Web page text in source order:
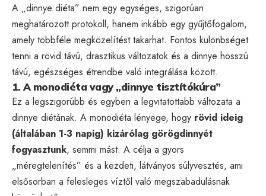
A „dinnye diéta” nem egy egységes, szigorúan
meghatározott protokoll, hanem inkább egy gyűjtőfogalom,
amely többféle megközelítést takarhat. Fontos különbséget
tenni a rövid távú, drasztikus változatok és a dinnye hosszú
távú, egészséges étrendbe való integrálása között.
1. A monodiéta vagy „dinnye tisztítókúra”
Ez a legszigorúbb és egyben a legvitatottabb változata a
dinnye diétának. A monodiéta lényege, hogy rövid ideig
(általában 1-3 napig) kizárólag görögdinnyét
fogyasztunk, semmi mást. A célja a gyors
„méregtelenítés” és a kezdeti, látványos súlyvesztés, ami
elsősorban a felesleges víztől való megszabadulásnak